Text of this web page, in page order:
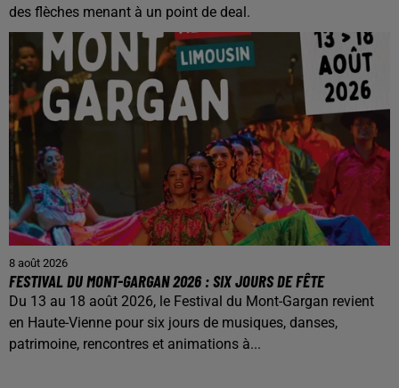
des flèches menant à un point de deal.
8 août 2026
FESTIVAL DU MONT-GARGAN 2026 : SIX JOURS DE FÊTE
Du 13 au 18 août 2026, le Festival du Mont-Gargan revient
en Haute-Vienne pour six jours de musiques, danses,
patrimoine, rencontres et animations à...